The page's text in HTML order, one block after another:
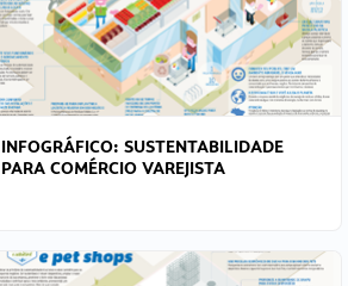
INFOGRÁFICO: SUSTENTABILIDADE
PARA COMÉRCIO VAREJISTA